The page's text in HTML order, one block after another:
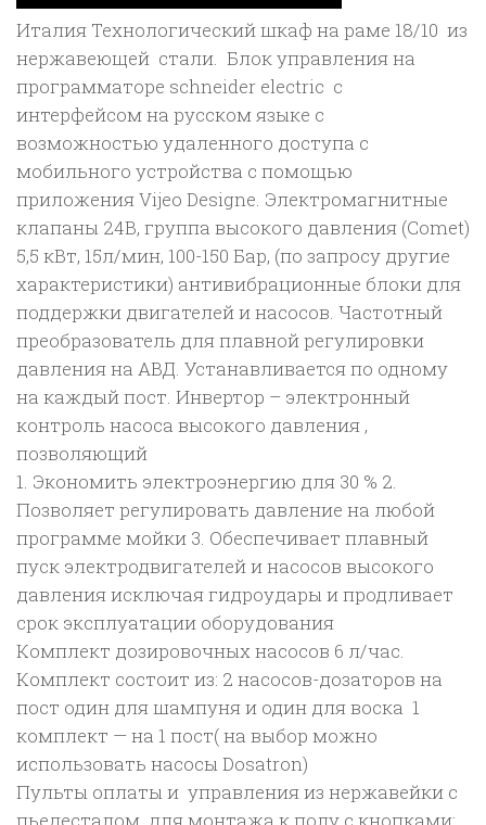
Италия Технологический шкаф на раме 18/10 из
нержавеющей стали. Блок управления на
программаторе schneider electric с
интерфейсом на русском языке с
возможностью удаленного доступа с
мобильного устройства с помощью
приложения Vijeo Designe. Электромагнитные
клапаны 24В, группа высокого давления (Comet)
5,5 кВт, 15л/мин, 100-150 Бар, (по запросу другие
характеристики) антивибрационные блоки для
поддержки двигателей и насосов. Частотный
преобразователь для плавной регулировки
давления на АВД. Устанавливается по одному
на каждый пост. Инвертор – электронный
контроль насоса высокого давления ,
позволяющий
1. Экономить электроэнергию для 30 % 2.
Позволяет регулировать давление на любой
программе мойки 3. Обеспечивает плавный
пуск электродвигателей и насосов высокого
давления исключая гидроудары и продливает
срок эксплуатации оборудования
Комплект дозировочных насосов 6 л/час.
Комплект состоит из: 2 насосов-дозаторов на
пост один для шампуня и один для воска 1
комплект — на 1 пост( на выбор можно
использовать насосы Dosatron)
Пульты оплаты и управления из нержавейки с
пьедесталом для монтажа к полу с кнопками: